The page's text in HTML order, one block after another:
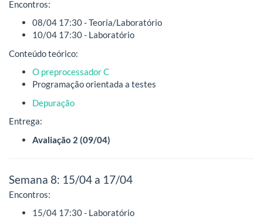
Encontros:
08/04 17:30 - Teoria/Laboratório
10/04 17:30 - Laboratório
Conteúdo teórico:
O preprocessador C
Programação orientada a testes
Depuração
Entrega:
Avaliação 2 (09/04)
Semana 8: 15/04 a 17/04
Encontros:
15/04 17:30 - Laboratório